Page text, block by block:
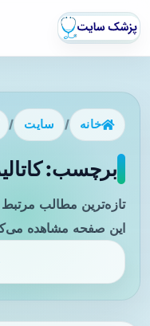
خانه / سایت /
برچسب:
تازه‌ترین مطالب مرتبط
این صفحه مشاهده